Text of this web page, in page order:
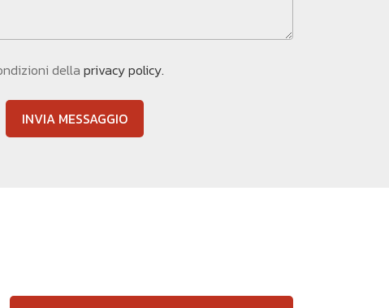
della privacy policy.
INVIA MESSAGGIO